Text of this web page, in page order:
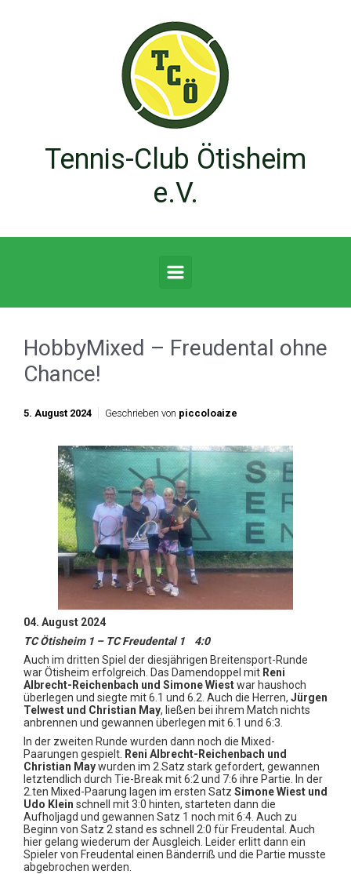
Tennis-Club Ötisheim
e.V.
HobbyMixed – Freudental ohne
Chance!
5. August 2024 Geschrieben von piccoloaize
04. August 2024
TC Ötisheim 1 – TC Freudental 1 4:0
Auch im dritten Spiel der diesjährigen Breitensport-Runde
war Ötisheim erfolgreich. Das Damendoppel mit Reni
Albrecht-Reichenbach und Simone Wiestwar haushoch
überlegen und siegte mit 6.1 und 6.2. Auch die Herren, Jürgen
Telwest und Christian May, ließen bei ihrem Match nichts
anbrennen und gewannen überlegen mit 6.1 und 6:3.
In der zweiten Runde wurden dann noch die Mixed-
Paarungen gespielt. Reni Albrecht-Reichenbach und
Christian Maywurden im 2.Satz stark gefordert, gewannen
letztendlich durch Tie-Break mit 6:2 und 7:6 ihre Partie. In der
2.ten Mixed-Paarung lagen im ersten Satz Simone Wiest und
Udo Klein schnell mit 3:0 hinten, starteten dann die
Aufholjagd und gewannen Satz 1 noch mit 6:4. Auch zu
Beginn von Satz 2 stand es schnell 2:0 für Freudental. Auch
hier gelang wiederum der Ausgleich. Leider erlitt dann ein
Spieler von Freudental einen Bänderriß und die Partie musste
abgebrochen werden.